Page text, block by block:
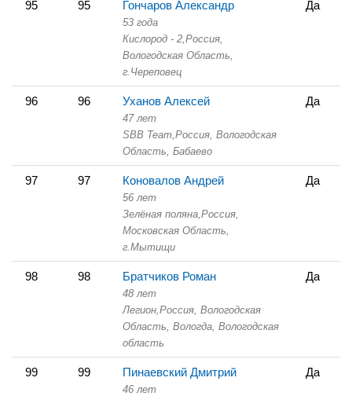
95 95 Гончаров Александр
53 года
Кислород - 2, Россия,
Вологодская Область,
г.Череповец
Да
96 96 Уханов Алексей
47 лет
SBB Team, Россия, Вологодская
Область, Бабаево
Да
97 97 Коновалов Андрей
56 лет
Зелёная поляна, Россия,
Московская Область,
г.Мытищи
Да
98 98 Братчиков Роман
48 лет
Легион, Россия, Вологодская
Область, Вологда, Вологодская
область
Да
99 99 Пинаевский Дмитрий
46 лет
Да